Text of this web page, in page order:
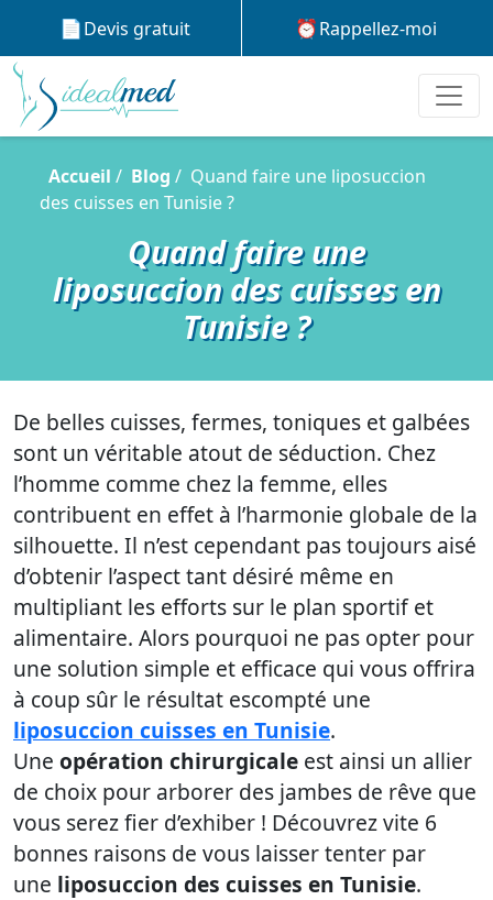
Devis gratuit Rappellez-moi
Accueil Blog
Quand faire une liposuccion
des cuisses en Tunisie ?
Quand faire une
liposuccion des cuisses en
Tunisie ?
De belles cuisses, fermes, toniques et galbées
sont un véritable atout de séduction. Chez
l’homme comme chez la femme, elles
contribuent en effet à l’harmonie globale de la
silhouette. Il n’est cependant pas toujours aisé
d’obtenir l’aspect tant désiré même en
multipliant les efforts sur le plan sportif et
alimentaire. Alors pourquoi ne pas opter pour
une solution simple et efficace qui vous offrira
à coup sûr le résultat escompté une
liposuccion cuisses en Tunisie.
Une opération chirurgicale est ainsi un allier
de choix pour arborer des jambes de rêve que
vous serez fier d’exhiber ! Découvrez vite 6
bonnes raisons de vous laisser tenter par
une liposuccion des cuisses en Tunisie.